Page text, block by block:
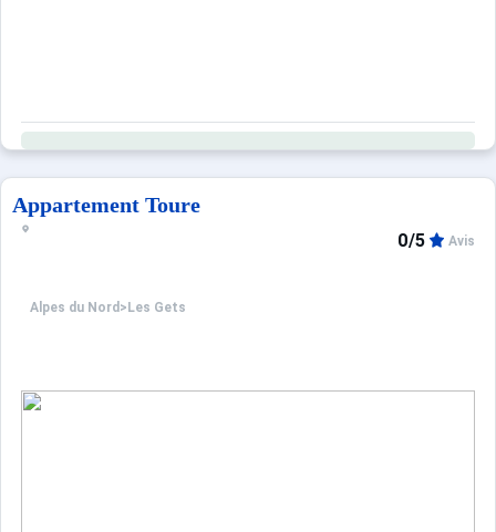
Appartement Toure
Alpes du Nord > Les Gets
0/5 Avis